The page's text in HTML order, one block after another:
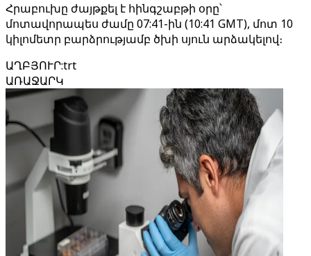
Հրաբուխը ժայթքել է հինգշաբթի օրը՝
մոտավորապես ժամը 07:41-ին (10:41 GMT), մոտ 10
կիլոմետր բարձրությամբ ծխի սյուն արձակելով։
ԱՂԲՅՈՒՐ:trt
ԱՌԱՋԱՐԿ